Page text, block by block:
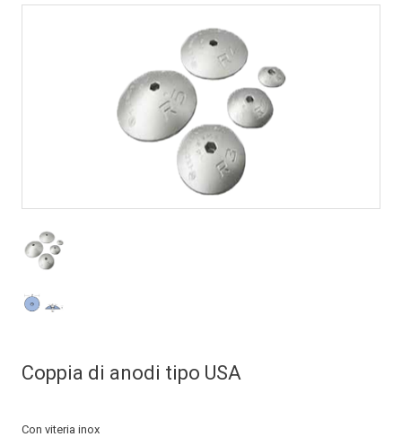
Coppia di anodi tipo USA
Con viteria inox